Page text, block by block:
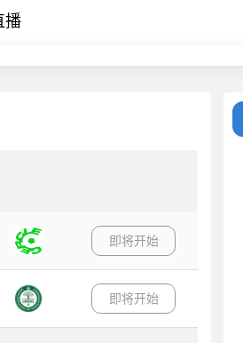
播
即将开始
即将开始